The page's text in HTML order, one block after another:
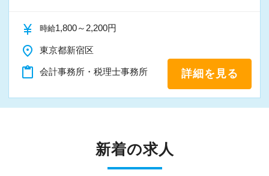
currency_yen 時給1,800～2,200円
place 東京都新宿区
content_paste 会計事務所・税理士事務所 詳細を見る
新着の求人